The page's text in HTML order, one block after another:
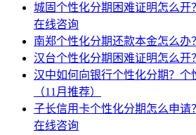
城固个性化分期困难证明怎么开
在线咨询
南郑个性化分期还款本金怎么办
汉台个性化分期困难证明怎么开
汉中如何向银行个性化分期？个
（11月推荐）
子长信用卡个性化分期怎么申请
在线咨询